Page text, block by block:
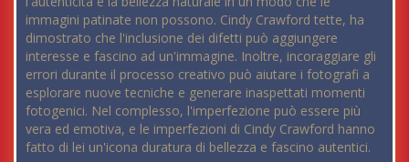
immagini patinate non possono. Cindy Crawford tette, ha
dimostrato che l'inclusione dei difetti può aggiungere
interesse e fascino ad un'immagine. Inoltre, incoraggiare gli
errori durante il processo creativo può aiutare i fotografi a
esplorare nuove tecniche e generare inaspettati momenti
fotogenici. Nel complesso, l'imperfezione può essere più
vera ed emotiva, e le imperfezioni di Cindy Crawford hanno
fatto di lei un'icona duratura di bellezza e fascino autentici.